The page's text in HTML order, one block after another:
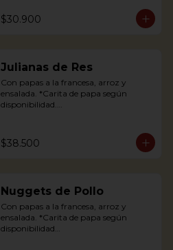
happy face*, rice and salad.
*If available
$30.900
Julianas de Res
Con papas a la francesa, arroz y
ensalada. *Carita de papa según
disponibilidad.
potato happy face*, rice and salad.
*If available
$38.500
Nuggets de Pollo
Con papas a la francesa, arroz y
ensalada. *Carita de papa según
disponibilidad